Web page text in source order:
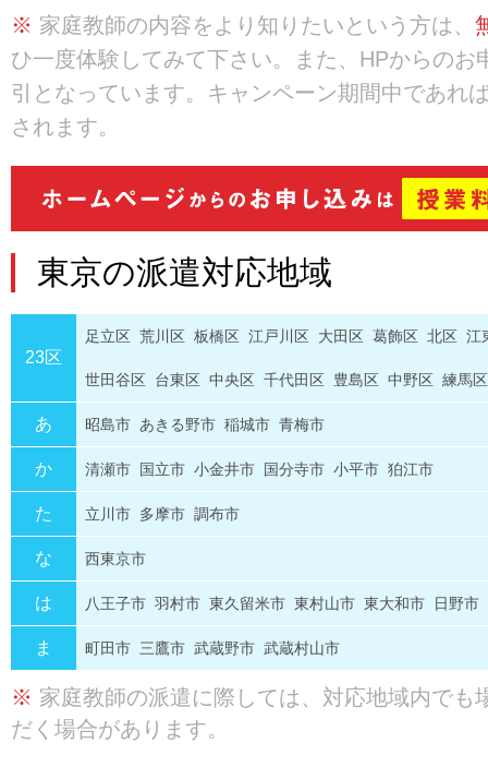
※ 家庭教師の内容をより知りたいという方は、
ひ一度体験してみて下さい。また、HPからの
引となっています。キャンペーン期間中であれ
されます。
東京の派遣対応地域
23区
足立区 荒川区 板橋区 江戸川区 大田区 葛飾区 北区 江
世田谷区 台東区 中央区 千代田区 豊島区 中野区 練馬区
あ 昭島市 あきる野市 稲城市 青梅市
か 清瀬市 国立市 小金井市 国分寺市 小平市 狛江市
た 立川市 多摩市 調布市
な 西東京市
は 八王子市 羽村市 東久留米市 東村山市 東大和市 日野市
ま 町田市 三鷹市 武蔵野市 武蔵村山市
※ 家庭教師の派遣に際しては、対応地域内でも
だく場合があります。